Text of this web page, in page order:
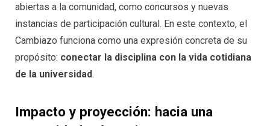
abiertas a la comunidad, como concursos y nuevas
instancias de participación cultural. En este contexto, el
Cambiazo funciona como una expresión concreta de su
propósito: conectar la disciplina con la vida cotidiana
de la universidad.
Impacto y proyección: hacia una